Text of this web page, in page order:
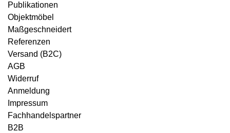
Publikationen
Objektmöbel
Maßgeschneidert
Referenzen
Versand (B2C)
AGB
Widerruf
Anmeldung
Impressum
Fachhandelspartner
B2B